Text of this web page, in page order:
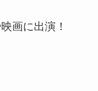
画に出演！